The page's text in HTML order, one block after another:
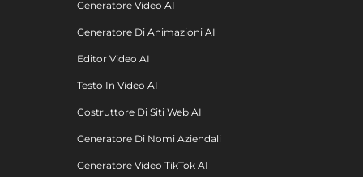
Generatore Video AI
Generatore Di Animazioni AI
Editor Video AI
Testo In Video AI
Costruttore Di Siti Web AI
Generatore Di Nomi Aziendali
Generatore Video TikTok AI